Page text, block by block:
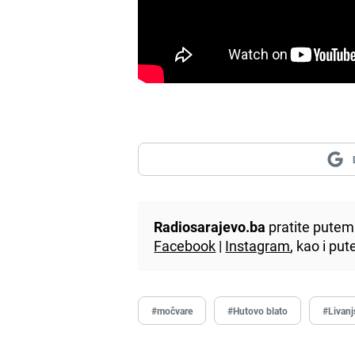
Radiosarajevo.ba pratite
Facebook | Instagram, kao i
#močvare #Hutovo blato